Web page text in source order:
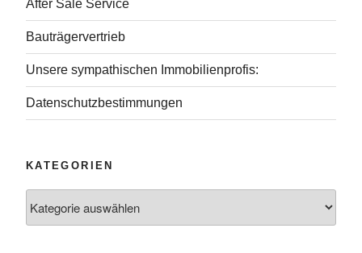
After Sale Service
Bauträgervertrieb
Unsere sympathischen Immobilienprofis:
Datenschutzbestimmungen
KATEGORIEN